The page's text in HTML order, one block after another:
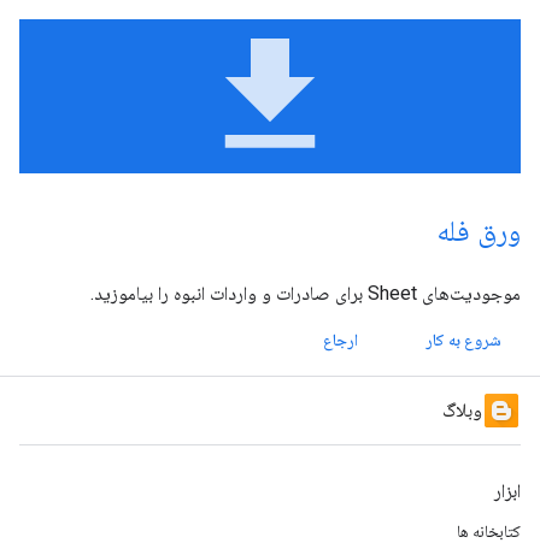
file_download
ورق فله
موجودیت‌های Sheet برای صادرات و واردات انبوه را بیاموزید.
شروع به کار ارجاع
وبلاگ
ابزار
کتابخانه ها